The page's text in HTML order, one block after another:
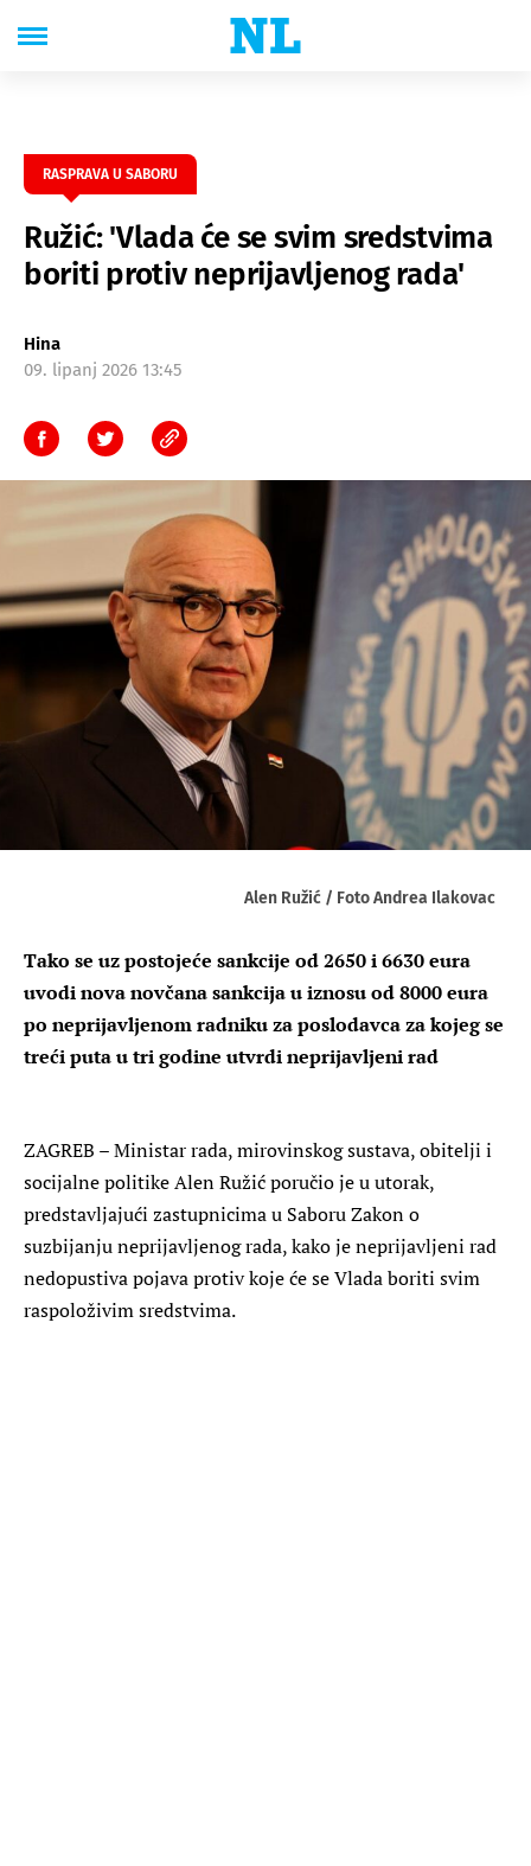
RASPRAVA U SABORU
Ružić: 'Vlada će se svim sredstvima
boriti protiv neprijavljenog rada'
Hina
09. lipanj 2026 13:45
Alen Ružić / Foto Andrea Ilakovac
Tako se uz postojeće sankcije od 2650 i 6630 eura
uvodi nova novčana sankcija u iznosu od 8000 eura
po neprijavljenom radniku za poslodavca za kojeg se
treći puta u tri godine utvrdi neprijavljeni rad
ZAGREB – Ministar rada, mirovinskog sustava, obitelji i
socijalne politike Alen Ružić poručio je u utorak,
predstavljajući zastupnicima u Saboru Zakon o
suzbijanju neprijavljenog rada, kako je neprijavljeni rad
nedopustiva pojava protiv koje će se Vlada boriti svim
raspoloživim sredstvima.